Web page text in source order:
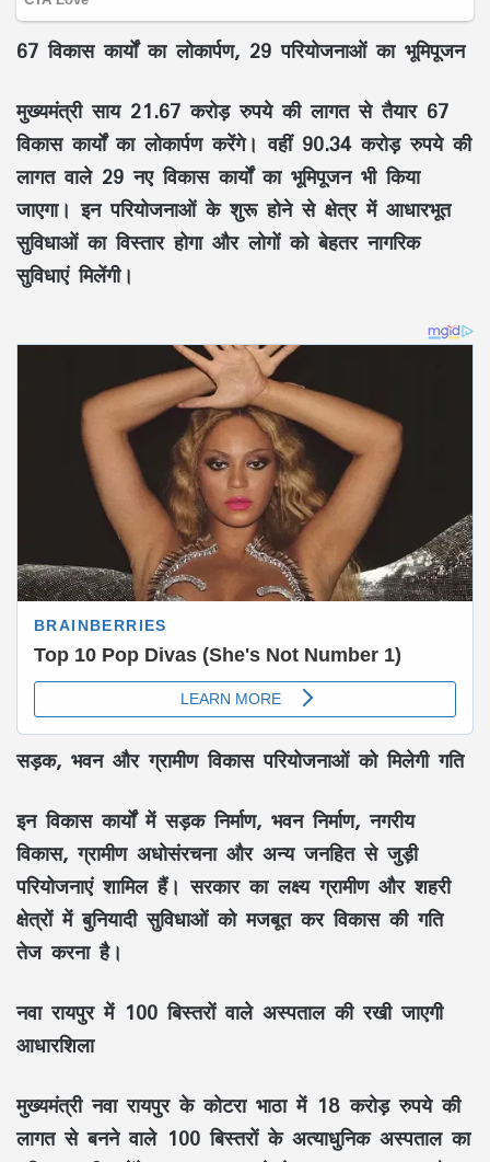
67 विकास कार्यों का लोकार्पण, 29 परियोजनाओं का भूमिपूजन
मुख्यमंत्री साय 21.67 करोड़ रुपये की लागत से तैयार 67
विकास कार्यों का लोकार्पणकरेंगे। वहीं 90.34 करोड़ रुपये की
लागत वाले 29 नए विकास कार्यों का भूमिपूजनभी किया
जाएगा। इन परियोजनाओं के शुरू होने से क्षेत्र में आधारभूत
सुविधाओं का विस्तार होगा और लोगों को बेहतर नागरिक
सुविधाएं मिलेंगी।
सड़क, भवन और ग्रामीण विकास परियोजनाओं को मिलेगी गति
इन विकास कार्यों में सड़क निर्माण, भवन निर्माण, नगरीय
विकास, ग्रामीण अधोसंरचना और अन्य जनहित से जुड़ी
परियोजनाएं शामिल हैं। सरकार का लक्ष्य ग्रामीण और शहरी
क्षेत्रों में बुनियादी सुविधाओं को मजबूत कर विकास की गति
तेज करना है।
नवा रायपुर में 100 बिस्तरों वाले अस्पताल की रखी जाएगी
आधारशिला
मुख्यमंत्री नवा रायपुर के कोटरा भाठा में 18 करोड़ रुपये की
लागत से बनने वाले 100 बिस्तरों के अत्याधुनिक अस्पतालका